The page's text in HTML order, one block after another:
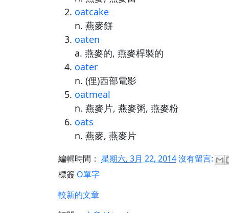
oatcake
n. 燕麥餅
oaten
a. 燕麥的, 燕麥桿製的
oater
n. (俚)西部電影
oatmeal
n. 燕麥片, 燕麥粥, 燕麥粉
oats
n. 燕麥, 燕麥片
編輯時間： 星期六, 3月 22, 2014沒有留言:
標簽 O單字
較新的文章